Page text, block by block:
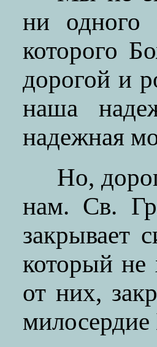
ни одного
которого
дорогой и
наша
надежная
Но,
нам. Св.
закрывает
который не
от них,